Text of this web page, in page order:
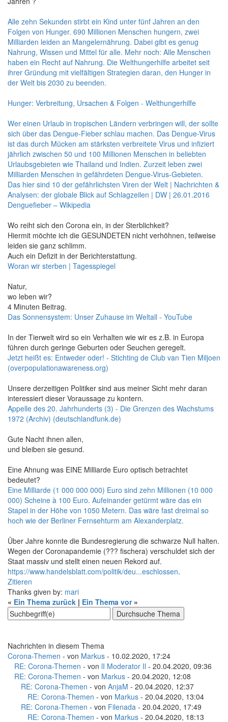
Alle zehn Sekunden stirbt ein Kind unter fünf Jahren an den
Folgen von Hunger. 690 Millionen Menschen hungern, zwei
Milliarden leiden an Mangelernährung. Dabei gibt es genug
Nahrung, Wissen und Mittel für alle. Mehr noch: Alle Menschen
haben ein Recht auf Nahrung. Die Welthungerhilfe arbeitet seit
ihrer Gründung mit vielfältigen Strategien daran, den Hunger in
der Welt bis 2030 zu beenden.
Hunger: Verbreitung, Ursachen & Folgen - Welthungerhilfe
Wer einen Urlaub in tropischen Ländern verbringen will, der sollte
sich über das Dengue-Fieber schlau machen. Das Dengue-Virus
ist das durch Mücken am stärksten verbreitete Virus und infiziert
jährlich zwischen 50 und 100 Millionen Menschen in beliebten
Urlaubsgebieten wie Thailand und Indien. Zurzeit leben zwei
Milliarden Menschen in gefährdeten Dengue-Virus-Gebieten.
Das hier sind 10 der gefährlichsten Viren der Welt | Nachrichten &
Analysen: der globale Blick auf Schlagzeilen | DW | 26.01.2016
Denguefieber – Wikipedia
Wo reiht sich den Corona ein, in der Sterblichkeit?
Hiermit möchte ich die GESUNDETEN nicht verhöhnen, teilweise
leiden sie ganz schlimm.
Auch ein Defizit in der Berichterstattung.
Woran wir sterben | Tagesspiegel
Natur,
wo leben wir?
4 Minuten Beitrag.
Das Sonnensystem: Unser Zuhause im Weltall - YouTube
In der Tierwelt wird so ein Verhalten wie wir es z.B. in Europa
führen durch geringe Geburten oder Seuchen geregelt.
Jetzt heißt es: Entweder oder! - Stichting de Club van Tien Miljoen
(overpopulationawareness.org)
Unsere derzeitigen Politiker sind aus meiner Sicht mehr daran
interessiert dieser Voraussage zu kontern.
Appelle des 20. Jahrhunderts (3) - Die Grenzen des Wachstums
1972 (Archiv) (deutschlandfunk.de)
Gute Nacht ihnen allen,
und bleiben sie gesund.
Eine Ahnung was EINE Milliarde Euro optisch betrachtet
bedeutet?
Eine Milliarde (1 000 000 000) Euro sind zehn Millionen (10 000
000) Scheine à 100 Euro. Aufeinander getürmt wäre das ein
Stapel in der Höhe von 1050 Metern. Das wäre fast dreimal so
hoch wie der Berliner Fernsehturm am Alexanderplatz.
Über Jahre konnte die Bundesregierung die schwarze Null halten.
Wegen der Coronapandemie (??? fischera) verschuldet sich der
Staat massiv und stellt einen neuen Rekord auf.
https://www.handelsblatt.com/politik/deu...eschlossen.
Zitieren
Thanks given by: mari
« Ein Thema zurück | Ein Thema vor»
Nachrichten in diesem Thema
Corona-Themen - von Markus - 10.02.2020, 17:24
RE: Corona-Themen - von lI Moderator Il - 20.04.2020, 09:36
RE: Corona-Themen - von Markus - 20.04.2020, 12:08
RE: Corona-Themen - von AnjaM - 20.04.2020, 12:37
RE: Corona-Themen - von Markus - 20.04.2020, 13:04
RE: Corona-Themen - von Filenada - 20.04.2020, 17:49
RE: Corona-Themen - von Markus - 20.04.2020, 18:13